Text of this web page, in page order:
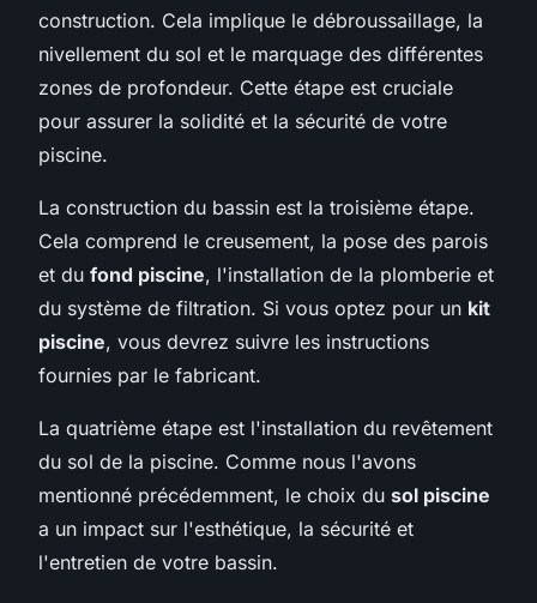
construction. Cela implique le débroussaillage, la
nivellement du sol et le marquage des différentes
zones de profondeur. Cette étape est cruciale
pour assurer la solidité et la sécurité de votre
piscine.
La construction du bassin est la troisième étape.
Cela comprend le creusement, la pose des parois
et du fond piscine, l'installation de la plomberie et
du système de filtration. Si vous optez pour un kit
piscine, vous devrez suivre les instructions
fournies par le fabricant.
La quatrième étape est l'installation du revêtement
du sol de la piscine. Comme nous l'avons
mentionné précédemment, le choix du sol piscine
a un impact sur l'esthétique, la sécurité et
l'entretien de votre bassin.